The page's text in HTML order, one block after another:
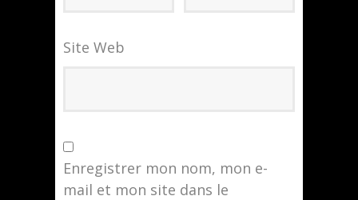
Site Web
Enregistrer mon nom, mon e-
mail et mon site dans le